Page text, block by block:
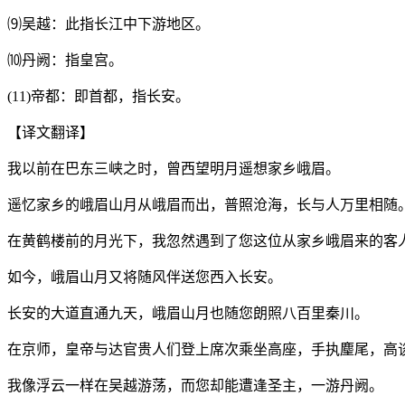
⑼吴越：此指长江中下游地区。
⑽丹阙：指皇宫。
(11)帝都：即首都，指长安。
【译文翻译】
我以前在巴东三峡之时，曾西望明月遥想家乡峨眉。
遥忆家乡的峨眉山月从峨眉而出，普照沧海，长与人万里相随。
在黄鹤楼前的月光下，我忽然遇到了您这位从家乡峨眉来的客
如今，峨眉山月又将随风伴送您西入长安。
长安的大道直通九天，峨眉山月也随您朗照八百里秦川。
在京师，皇帝与达官贵人们登上席次乘坐高座，手执麈尾，高
我像浮云一样在吴越游荡，而您却能遭逢圣主，一游丹阙。